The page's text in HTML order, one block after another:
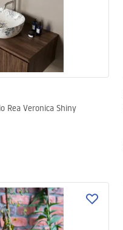
Rea Veronica Shiny